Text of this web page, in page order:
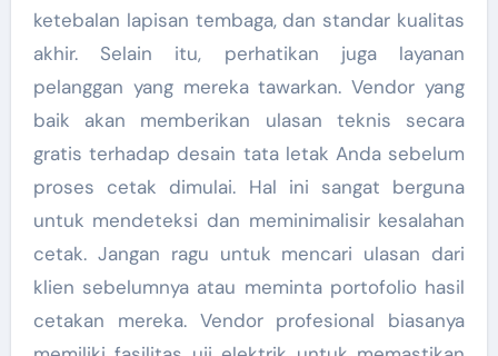
ketebalan lapisan tembaga, dan standar kualitas
akhir. Selain itu, perhatikan juga layanan
pelanggan yang mereka tawarkan. Vendor yang
baik akan memberikan ulasan teknis secara
gratis terhadap desain tata letak Anda sebelum
proses cetak dimulai. Hal ini sangat berguna
untuk mendeteksi dan meminimalisir kesalahan
cetak. Jangan ragu untuk mencari ulasan dari
klien sebelumnya atau meminta portofolio hasil
cetakan mereka. Vendor profesional biasanya